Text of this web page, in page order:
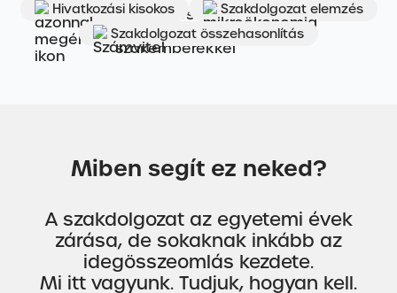
Hivatkozási kisokos
Szakdolgozat elemzés
Szakdolgozat összehasonlítás
Miben segít ez neked?
A szakdolgozat az egyetemi évek
zárása, de sokaknak inkább az
idegösszeomlás kezdete.
Mi itt vagyunk. Tudjuk, hogyan kell.